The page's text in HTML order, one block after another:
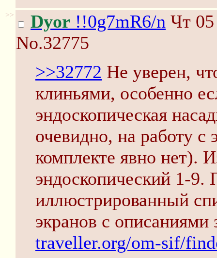
>> Dyor !!0g7mR6/n Чт
No.32775
>>32772 Не уверен,
клиньями, особенно
эндоскопическая
очевидно, на работу с
комплекте явно нет).
эндоскопический 1-9.
иллюстрированный
экранов с описаниями
traveller.org/om-sif/